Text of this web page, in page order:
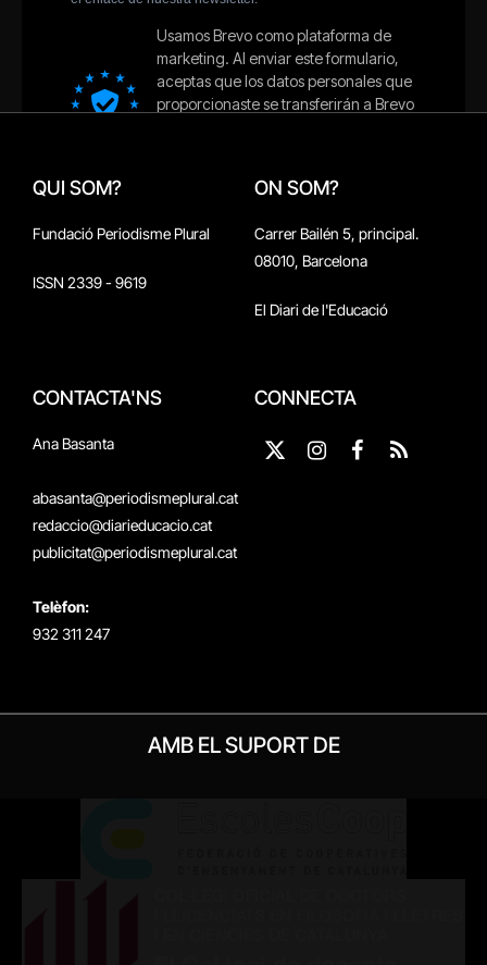
QUI SOM?
Fundació Periodisme Plural
ISSN 2339 - 9619
ON SOM?
Carrer Bailén 5, principal.
08010, Barcelona
El Diari de l'Educació
CONTACTA'NS
Ana Basanta
abasanta@periodismeplural.cat
redaccio@diarieducacio.cat
publicitat@periodismeplural.cat
Telèfon:
932 311 247
CONNECTA
X
Instagram
Facebook
RSS
AMB EL SUPORT DE